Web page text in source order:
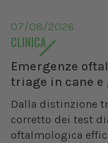
07/08/2026
CLINICA
Emergenze
triage in cane e
Dalla distinzione
corretto dei test
oftalmologica